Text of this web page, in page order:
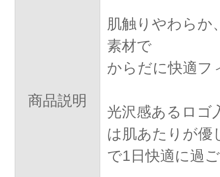
商品説明
肌触りやわらか
素材で
からだに快適フ
光沢感あるロゴ
は肌あたりが優
で1日快適に過